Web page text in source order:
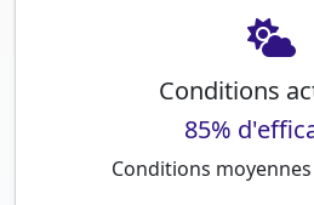
Conditions
85%
Conditions